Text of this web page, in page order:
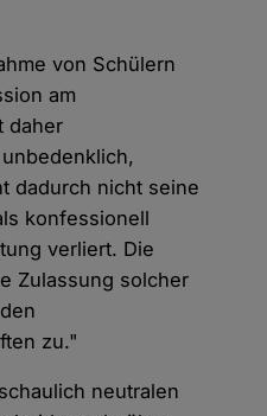
von Schülern
am
daher
dadurch nicht seine
konfessionell
verliert. Die
Zulassung solcher
zu."
neutralen